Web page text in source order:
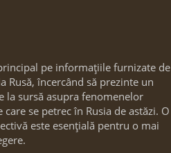
pe informațiile furnizate de
Rusă, încercând să prezinte un
la sursă asupra fenomenelor
se petrec în Rusia de astăzi. O
este esențială pentru o mai